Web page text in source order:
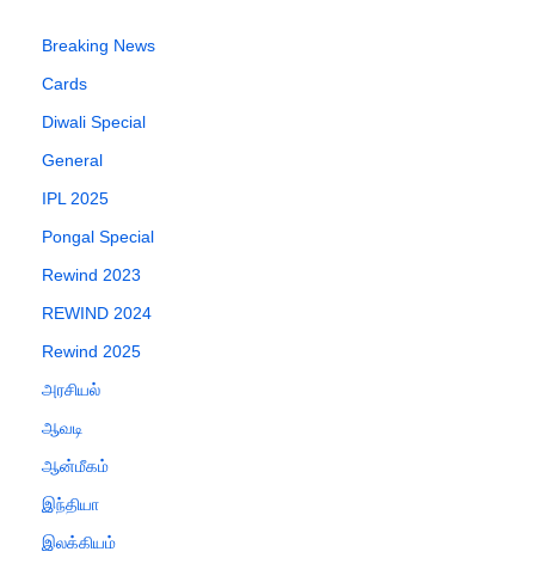
Breaking News
Cards
Diwali Special
General
IPL 2025
Pongal Special
Rewind 2023
REWIND 2024
Rewind 2025
அரசியல்
ஆவடி
ஆன்மீகம்
இந்தியா
இலக்கியம்